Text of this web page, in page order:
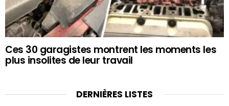
Ces 30 garagistes montrent les moments les
plus insolites de leur travail
DERNIÈRES LISTES